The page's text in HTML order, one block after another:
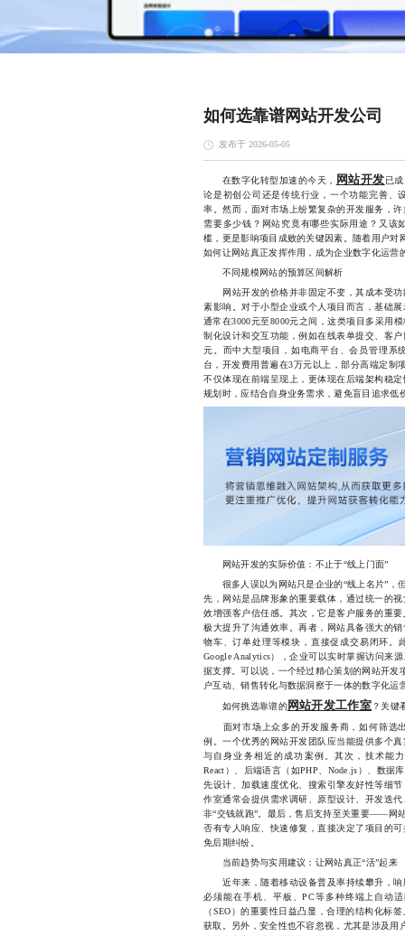
如何选靠谱网站开发公司
发布于 2026-05-05
在数字化转型加速的今天， 网站开发已
论是初创公司还是传统行业，一个功能完善、
率。然而，面对市场上纷繁复杂的开发服务，
需要多少钱？网站究竟有哪些实际用途？又该
槛，更是影响项目成败的关键因素。随着用户对
如何让网站真正发挥作用，成为企业数字化运营
不同规模网站的预算区间解析
网站开发的价格并非固定不变，其成本受功
素影响。对于小型企业或个人项目而言，基础
通常在3000元至8000元之间，这类项目多采用
制化设计和交互功能，例如在线表单提交、客
元。而中大型项目，如电商平台、会员管理系
台，开发费用普遍在3万元以上，部分高端定制
不仅体现在前端呈现上，更体现在后端架构稳
规划时，应结合自身业务需求，避免盲目追求低
网站开发的实际价值：不止于“线上门面”
很多人误以为网站只是企业的“线上名片”，
先，网站是品牌形象的重要载体，通过统一的
效增强客户信任感。其次，它是客户服务的重
极大提升了沟通效率。再者，网站具备强大的
物车、订单处理等模块，直接促成交易闭环。
Google Analytics），企业可以实时掌握访问来
据支撑。可以说，一个经过精心策划的网站开发
户互动、销售转化与数据洞察于一体的数字化运
如何挑选靠谱的网站开发工作室 ？关键
面对市场上众多的开发服务商，如何筛选
例。一个优秀的网站开发团队应当能提供多个
与自身业务相近的成功案例。其次，技术能
React）、后端语言（如PHP、Node.js）、数据
先设计、加载速度优化、搜索引擎友好性等细
作室通常会提供需求调研、原型设计、开发迭
非“交钱就跑”。最后，售后支持至关重要——网
否有专人响应、快速修复，直接决定了项目的
免后期纠纷。
当前趋势与实用建议：让网站真正“活”起来
近年来，随着移动设备普及率持续攀升，响
必须能在手机、平板、PC等多种终端上自动
（SEO）的重要性日益凸显，合理的结构化标
获取。另外，安全性也不容忽视，尤其是涉及用